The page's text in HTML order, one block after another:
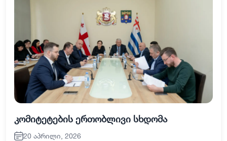
კომიტეტების ერთობლივი სხდომა
20 აპრილი, 2026